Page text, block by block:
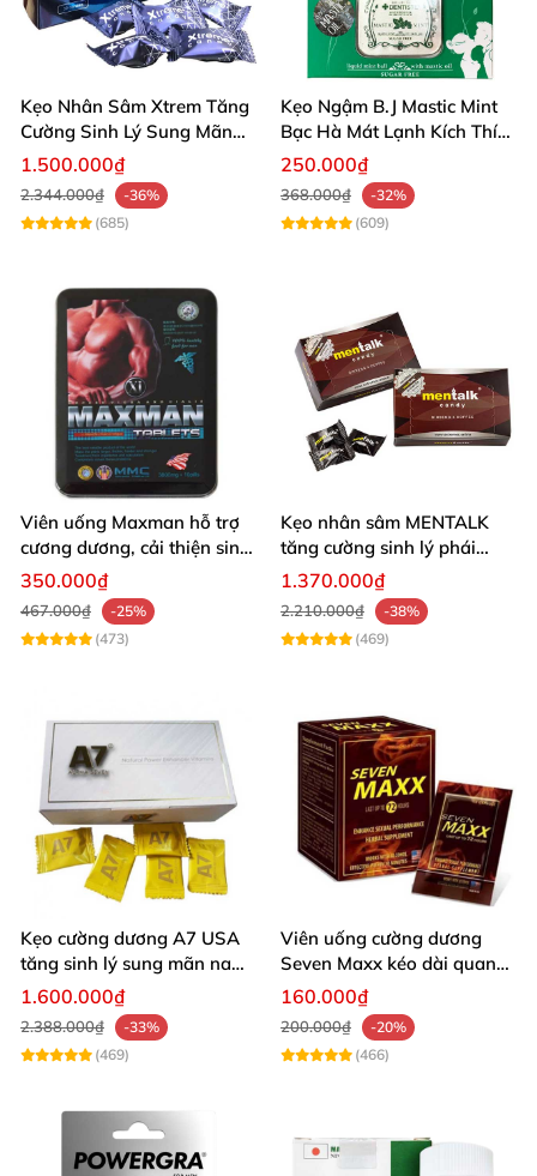
Kẹo Nhân Sâm Xtrem Tăng
Cường Sinh Lý Sung Mãn
Khi Lâm Trận
1.500.000₫
2.344.000₫
-36%
(685)
Kẹo Ngậm B.J Mastic Mint
Bạc Hà Mát Lạnh Kích Thích
Lê Hiệu Quả
250.000₫
368.000₫
-32%
(609)
Viên uống Maxman hỗ trợ
cương dương, cải thiện sinh
lý nam hiệu quả
350.000₫
467.000₫
-25%
(473)
Kẹo nhân sâm MENTALK
tăng cường sinh lý phái
mạnh
1.370.000₫
2.210.000₫
-38%
(469)
Kẹo cường dương A7 USA
tăng sinh lý sung mãn nam
giới
1.600.000₫
2.388.000₫
-33%
(469)
Viên uống cường dương
Seven Maxx kéo dài quan
hệ nhập Mỹ
160.000₫
200.000₫
-20%
(466)